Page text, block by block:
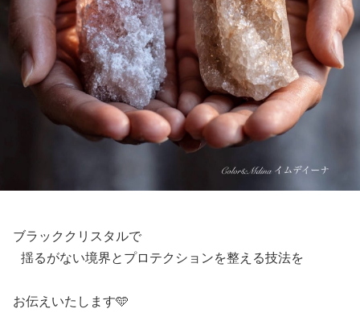
ブラッククリスタルで
揺るがない境界とプロテクションを整える技法を
お伝えいたします🩵